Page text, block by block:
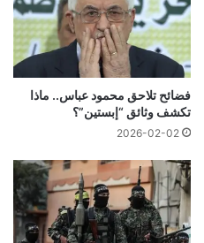
فضائح تلاحق محمود عباس.. ماذا
تكشف وثائق “إبستين”؟
2026-02-02